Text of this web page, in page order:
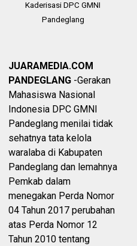
Kaderisasi DPC GMNI
Pandeglang
JUARAMEDIA.COM
PANDEGLANG -Gerakan
Mahasiswa Nasional
Indonesia DPC GMNI
Pandeglang menilai tidak
sehatnya tata kelola
waralaba di Kabupaten
Pandeglang dan lemahnya
Pemkab dalam
menegakan Perda Nomor
04 Tahun 2017 perubahan
atas Perda Nomor 12
Tahun 2010 tentang